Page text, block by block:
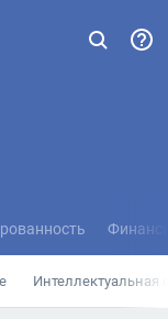
Интеллектуальная